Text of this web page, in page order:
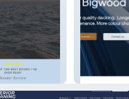
Bigwood